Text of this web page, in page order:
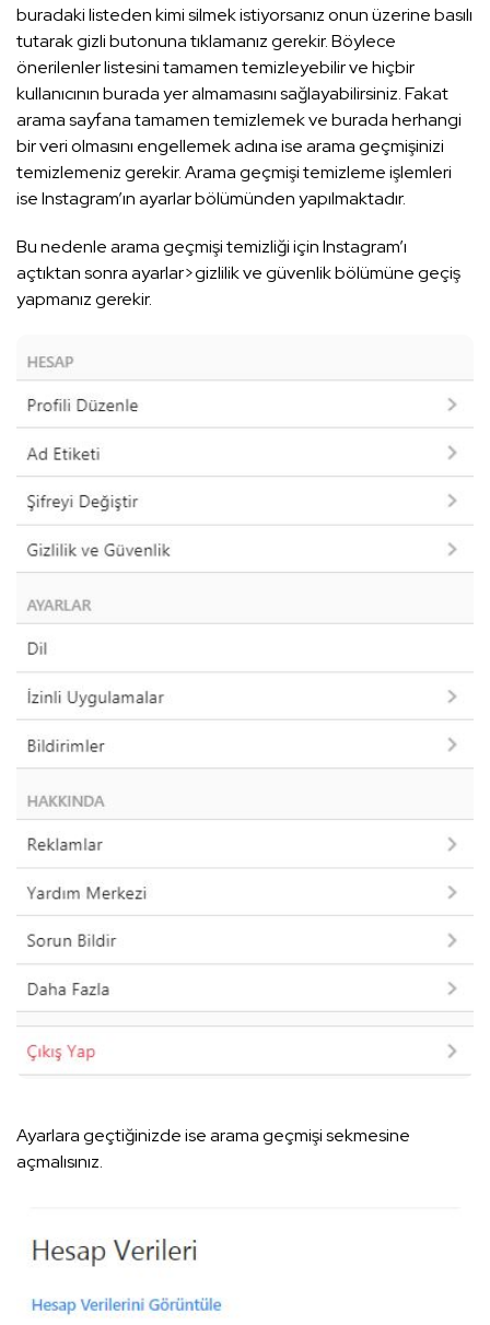
buradaki listeden kimi silmek istiyorsanız onun üzerine basılı
tutarak gizli butonuna tıklamanız gerekir. Böylece
önerilenler listesini tamamen temizleyebilir ve hiçbir
kullanıcının burada yer almamasını sağlayabilirsiniz. Fakat
arama sayfana tamamen temizlemek ve burada herhangi
bir veri olmasını engellemek adına ise arama geçmişinizi
temizlemeniz gerekir. Arama geçmişi temizleme işlemleri
ise Instagram’ın ayarlar bölümünden yapılmaktadır.
Bu nedenle arama geçmişi temizliği için Instagram’ı
açtıktan sonra ayarlar>gizlilik ve güvenlik bölümüne geçiş
yapmanız gerekir.
Ayarlara geçtiğinizde ise arama geçmişi sekmesine
açmalısınız.